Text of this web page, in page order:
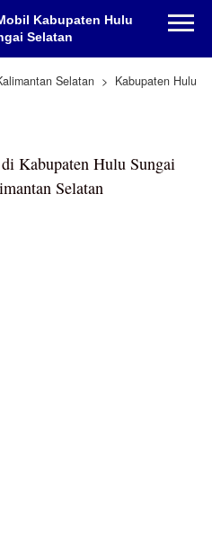
Kabupaten Hulu
Selatan
Selatan
Kabupaten Hulu
Kabupaten Hulu Sungai
Selatan